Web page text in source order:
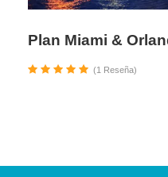
Plan Miami &
(1 Reseña)